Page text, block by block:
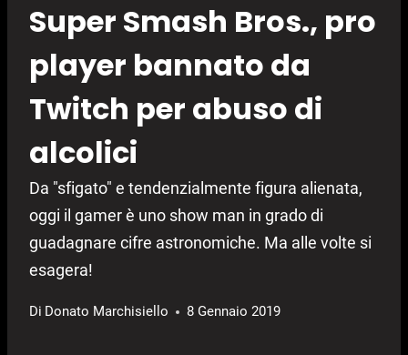
Super Smash Bros., pro
player bannato da
Twitch per abuso di
alcolici
Da "sfigato" e tendenzialmente figura alienata,
oggi il gamer è uno show man in grado di
guadagnare cifre astronomiche. Ma alle volte si
esagera!
Di Donato Marchisiello 8 Gennaio 2019